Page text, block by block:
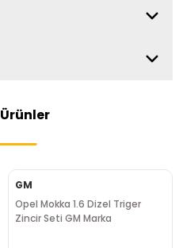
Ürünler
GM
Opel Mokka 1.6 Dizel Triger
Zincir Seti GM Marka